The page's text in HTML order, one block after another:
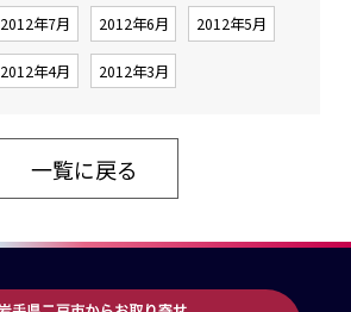
2012年7月 2012年6月 2012年5月
2012年4月 2012年3月
一覧に戻る